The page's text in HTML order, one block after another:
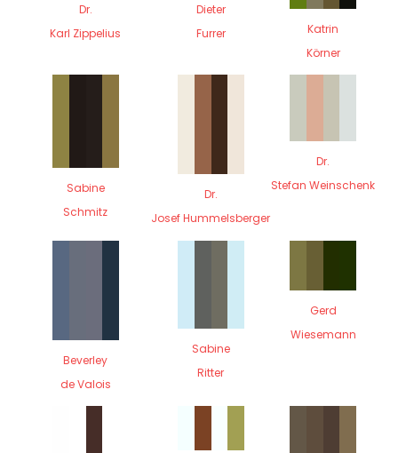
Dr.
Karl Zippelius
Dieter
Furrer
Katrin
Körner
Sabine
Schmitz
Dr.
Josef Hummelsberger
Dr.
Stefan Weinschenk
Beverley
de Valois
Sabine
Ritter
Gerd
Wiesemann